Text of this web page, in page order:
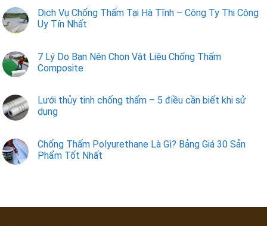
Dịch Vụ Chống Thấm Tại Hà Tĩnh – Công Ty Thi Công
Uy Tín Nhất
7 Lý Do Bạn Nên Chọn Vật Liệu Chống Thấm
Composite
Lưới thủy tinh chống thấm – 5 điều cần biết khi sử
dụng
Chống Thấm Polyurethane Là Gì? Bảng Giá 30 Sản
Phẩm Tốt Nhất